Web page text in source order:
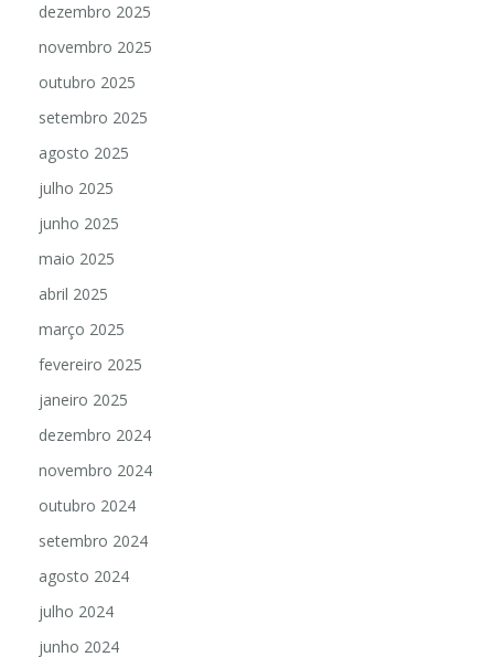
dezembro 2025
novembro 2025
outubro 2025
setembro 2025
agosto 2025
julho 2025
junho 2025
maio 2025
abril 2025
março 2025
fevereiro 2025
janeiro 2025
dezembro 2024
novembro 2024
outubro 2024
setembro 2024
agosto 2024
julho 2024
junho 2024